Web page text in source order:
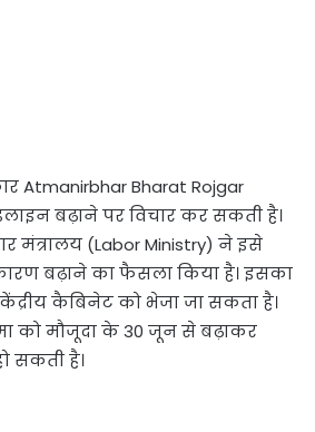
Atmanirbhar Bharat Rojgar
बढ़ाने पर विचार कर सकती है।
मंत्रालय (Labor Ministry) ने इसे
बढ़ाने का फैसला किया है। इसका
कैबिनेट को भेजा जा सकता है।
को मौजूदा के 30 जून से बढ़ाकर
सकती है।